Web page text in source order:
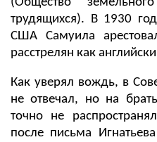
трудящихся). В 1930
США Самуила
расстрелян как
Как уверял вождь, в
не отвечал, но на
точно не
после письма